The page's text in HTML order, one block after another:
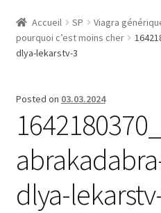
Roue de la fortune
Solution bon marché
Súper amantes
Voyage romantique.
Accueil SP
Viagra
pourquoi c’est moins cher
dlya-lekarstv-3
Posted on 03.03.2024
dlya-